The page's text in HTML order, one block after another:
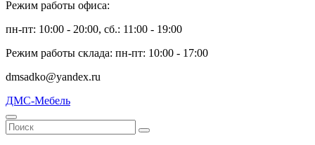
Режим работы офиса:
пн-пт: 10:00 - 20:00, сб.: 11:00 - 19:00
Режим работы склада: пн-пт: 10:00 - 17:00
dmsadko@yandex.ru
ДМС-Мебель